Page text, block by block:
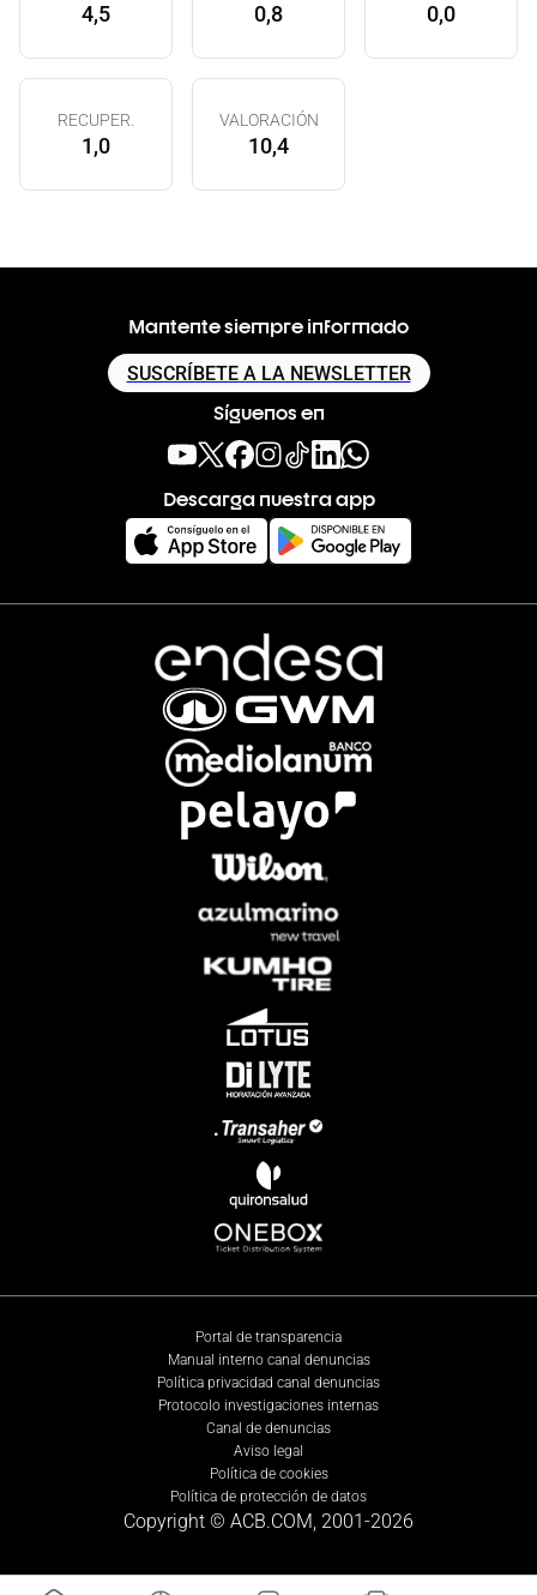
4,5 0,8 0,0
RECUPER.
1,0
VALORACIÓN
10,4
Mantente siempre informado
SUSCRÍBETE A LA NEWSLETTER
Síguenos en
Descarga nuestra app
Portal de transparencia
Manual interno canal denuncias
Política privacidad canal denuncias
Protocolo investigaciones internas
Canal de denuncias
Aviso legal
Política de cookies
Política de protección de datos
Copyright © ACB.COM, 2001-2026